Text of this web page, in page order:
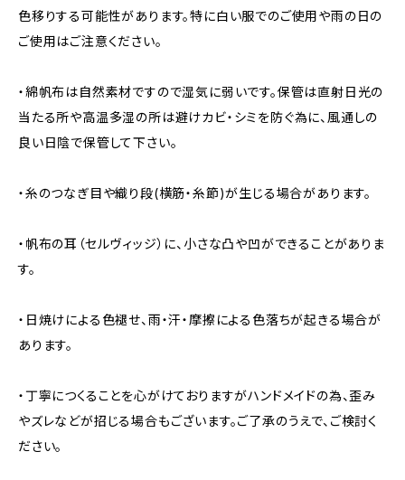
色移りする可能性があります。特に白い服でのご使用や雨の日の
ご使用はご注意ください。
・綿帆布は自然素材ですので湿気に弱いです。保管は直射日光の
当たる所や高温多湿の所は避けカビ・シミを防ぐ為に、風通しの
良い日陰で保管して下さい。
・糸のつなぎ目や織り段(横筋・糸節)が生じる場合があります。
・帆布の耳（セルヴィッジ）に、小さな凸や凹ができることがありま
す。
・日焼けによる色褪せ、雨・汗・摩擦による色落ちが起きる場合が
あります。
・丁寧につくることを心がけておりますがハンドメイドの為、歪み
やズレなどが招じる場合もございます。ご了承のうえで、ご検討く
ださい。